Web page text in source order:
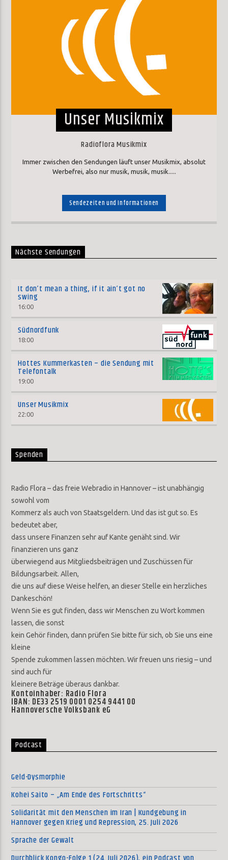
Unser Musikmix
Radioflora Musikmix
Immer zwischen den Sendungen läuft unser Musikmix, absolut
Werbefrei, also nur musik, musik, musik.....
Sendezeiten und Informationen
Nächste Sendungen
It don’t mean a thing, if it ain’t got no
swing
16:00
Südnordfunk
18:00
Hottes Kummerkasten – die Sendung mit
Telefontalk
19:00
Unser Musikmix
22:00
Spenden
Radio Flora – das freie Webradio in Hannover – ist unabhängig
sowohl vom
Kommerz als auch von Staatsgeldern. Und das ist gut so. Es
bedeutet aber,
dass unsere Finanzen sehr auf Kante genäht sind. Wir
finanzieren uns ganz
überwiegend aus Mitgliedsbeiträgen und Zuschüssen für
Bildungsarbeit. Allen,
die uns auf diese Weise helfen, an dieser Stelle ein herzliches
Dankeschön!
Wenn Sie es gut finden, dass wir Menschen zu Wort kommen
lassen, die sonst
kein Gehör finden, dann prüfen Sie bitte für sich, ob Sie uns eine
kleine
Spende zukommen lassen möchten. Wir freuen uns riesig – und
sind auch für
kleinere Beträge überaus dankbar.
Kontoinhaber: Radio Flora
IBAN: DE33 2519 0001 0254 9441 00
Hannoversche Volksbank eG
Podcast
Geld-Dysmorphie
Kohei Saito – „Am Ende des Fortschritts“
Solidarität mit den Menschen im Iran | Kundgebung in
Hannover gegen Krieg und Repression, 25. Juli 2026
Sprache der Gewalt